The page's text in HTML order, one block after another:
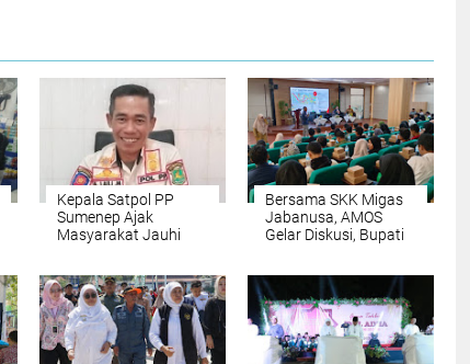
Kepala Satpol PP
Sumenep Ajak
Masyarakat Jauhi
Bersama SKK Migas
Jabanusa, AMOS
Gelar Diskusi, Bupati